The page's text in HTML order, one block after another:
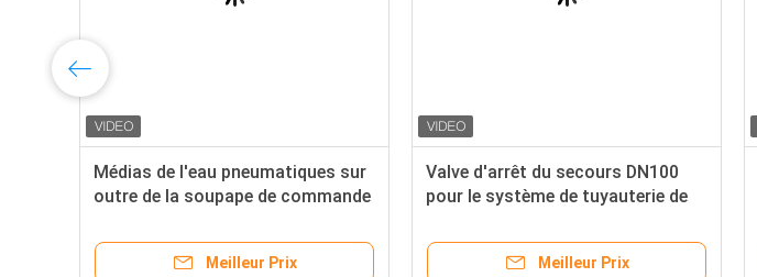
Médias de l'eau pneumatiques sur
outre de la soupape de commande
commutateur de limite
Meilleur Prix
Valve d'arrêt du secours DN100
pour le système de tuyauterie de
Meilleur Prix